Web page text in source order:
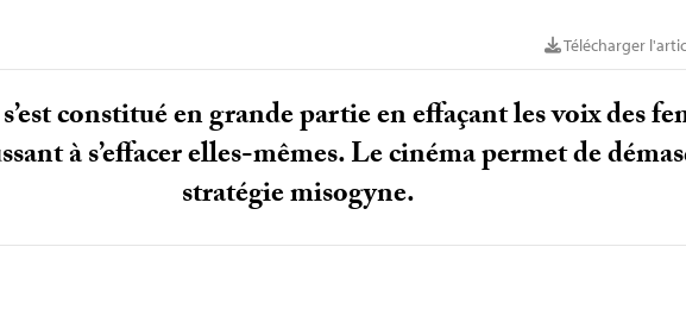
Télécharger
constitué en grande partie en effaçant les voix des
à s’effacer elles-mêmes. Le cinéma permet de
stratégie misogyne.